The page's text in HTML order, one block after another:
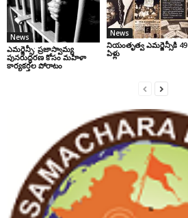
News
ఎమర్జెన్సీ: ప్రజాస్వామ్య
పునరుద్ధరణ కోసం మహిళా
కార్యకర్తల పోరాటం
News
నియంతృత్వ ఎమర్జెన్సీకి 49
ఏళ్లు